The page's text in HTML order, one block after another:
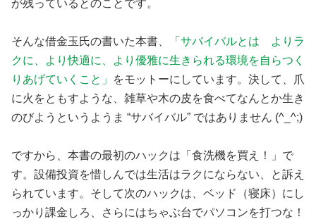
が残っているとのことです。
そんな借金玉氏の書いた本書、
「サバイバルとは よりラ
クに、より快適に、より優雅に生きられる環境を自らつく
りあげていくこと」
をモットーにしています。決して、爪
に火をともすような、雑草や木の皮を食べてなんとか生き
のびようというようま “サバイバル” ではありません (^_^;)
ですから、本書の最初のハックは「食洗機を買え！」で
す。設備投資を惜しんでは生活はラクにならない、と訴え
られています。そして次のハックは、ベッド（寝床）にし
っかり課金しろ、さらにはちゃぶ台でパソコンを打つな！